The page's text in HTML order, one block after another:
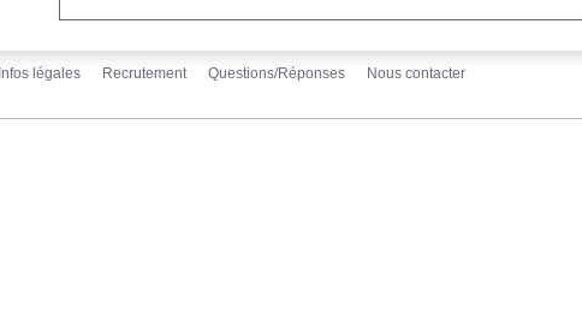
Infos légales Recrutement Questions/Réponses Nous contacter